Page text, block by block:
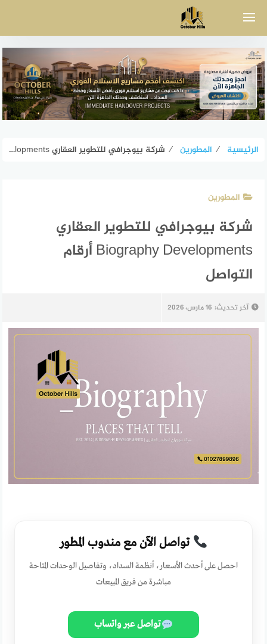
الرئيسية ⁄ المطورين ⁄ شركة بيوجرافي للتطوير العقاري Biography Developments أرقام التواصل
المطورين
شركة بيوجرافي للتطوير العقاري
Biography Developments أرقام
التواصل
آخر تحديث: 16 مارس، 2026
تواصل الآن مع مندوب المطور
احصل على أحدث الأسعار، أنظمة السداد، وتفاصيل الوحدات المتاحة
مباشرة من فريق المبيعات
تواصل عبر واتساب